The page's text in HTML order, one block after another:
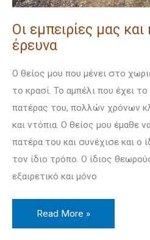
Οι εμπειρίες μας
έρευνα
Ο θείος μου που μένει στο
το κρασί. Το αμπέλι που έχει
πατέρας του, πολλών χρόνων
και ντόπια. Ο θείος μου έμαθε
πατέρα του και συνέχισε και ο
τον ίδιο τρόπο. Ο ίδιος
εξαιρετικό και μόνο
Read More »